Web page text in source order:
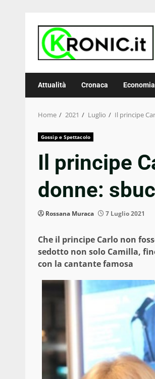
content
Attualità Cronaca Economia
Home 2021 Luglio Il principe
Gossip e Spettacolo
Il principe
donne:
Rossana Muraca 7 Luglio 2021
Che il principe Carlo non
sedotto non solo Camilla,
con la cantante famosa